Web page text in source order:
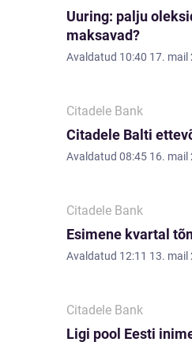
Uuring: palju
maksavad?
Avaldatud 10:40 17. mail
Citadele Bank
Citadele Balti
Avaldatud 08:45 16. mail
Citadele Bank
Esimene kvartal
Avaldatud 12:11 13. mail
Citadele Bank
Ligi pool Eesti